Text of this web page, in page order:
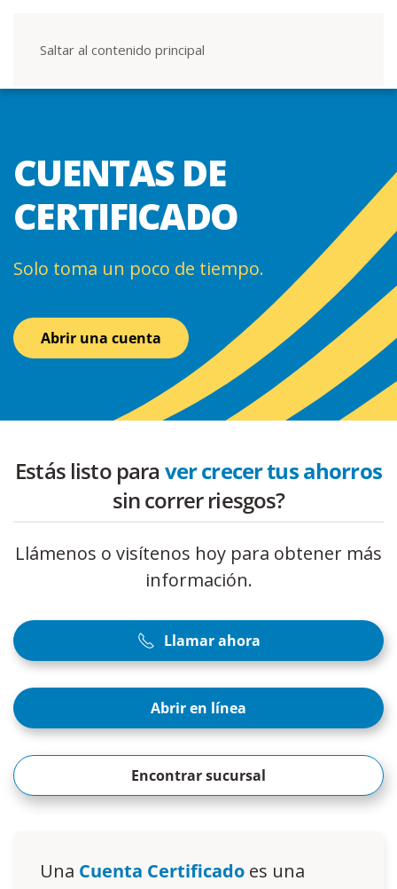
Saltar al contenido principal
CUENTAS DE
CERTIFICADO
Solo toma un poco de tiempo.
Abrir una cuenta
Estás listo para ver crecer tus ahorros
sin correr riesgos?
Llámenos o visítenos hoy para obtener más
información.
Llamar ahora
Abrir en línea
Encontrar sucursal
Una Cuenta Certificado es una